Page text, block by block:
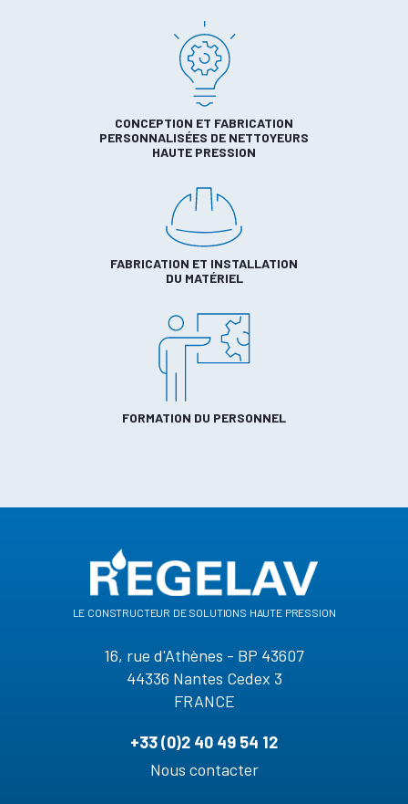
CONCEPTION ET FABRICATION
PERSONNALISÉES DE NETTOYEURS
HAUTE PRESSION
FABRICATION ET INSTALLATION
DU MATÉRIEL
FORMATION DU PERSONNEL
le constructeur de solutions haute pression
16, rue d'Athènes - BP 43607
44336 Nantes Cedex 3
FRANCE
+33 (0)2 40 49 54 12
Nous contacter